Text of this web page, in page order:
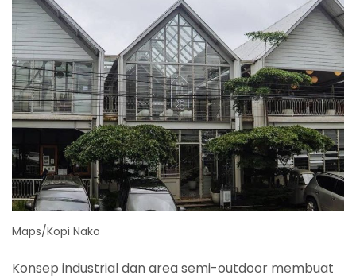
Maps/Kopi Nako
Konsep industrial dan area semi-outdoor membuat